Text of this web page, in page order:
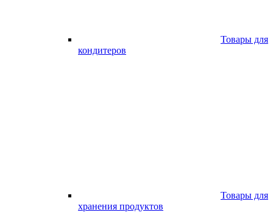
Товары для
кондитеров
Товары для
хранения продуктов